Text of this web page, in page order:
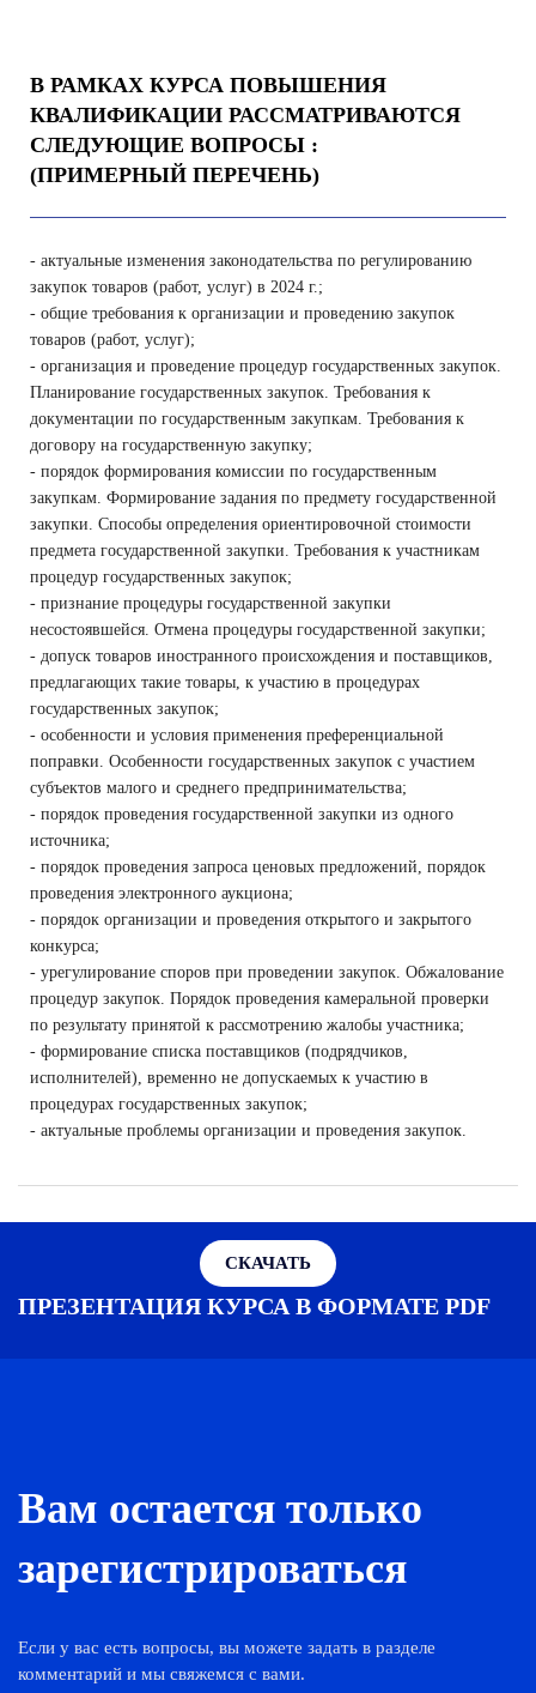
В РАМКАХ КУРСА ПОВЫШЕНИЯ
КВАЛИФИКАЦИИ РАССМАТРИВАЮТСЯ
СЛЕДУЮЩИЕ ВОПРОСЫ :
(ПРИМЕРНЫЙ ПЕРЕЧЕНЬ)
- актуальные изменения законодательства по регулированию
закупок товаров (работ, услуг) в 2024 г.;
- общие требования к организации и проведению закупок
товаров (работ, услуг);
- организация и проведение процедур государственных закупок.
Планирование государственных закупок. Требования к
документации по государственным закупкам. Требования к
договору на государственную закупку;
- порядок формирования комиссии по государственным
закупкам. Формирование задания по предмету государственной
закупки. Способы определения ориентировочной стоимости
предмета государственной закупки. Требования к участникам
процедур государственных закупок;
- признание процедуры государственной закупки
несостоявшейся. Отмена процедуры государственной закупки;
- допуск товаров иностранного происхождения и поставщиков,
предлагающих такие товары, к участию в процедурах
государственных закупок;
- особенности и условия применения преференциальной
поправки. Особенности государственных закупок с участием
субъектов малого и среднего предпринимательства;
- порядок проведения государственной закупки из одного
источника;
- порядок проведения запроса ценовых предложений, порядок
проведения электронного аукциона;
- порядок организации и проведения открытого и закрытого
конкурса;
- урегулирование споров при проведении закупок. Обжалование
процедур закупок. Порядок проведения камеральной проверки
по результату принятой к рассмотрению жалобы участника;
- формирование списка поставщиков (подрядчиков,
исполнителей), временно не допускаемых к участию в
процедурах государственных закупок;
- актуальные проблемы организации и проведения закупок.
СКАЧАТЬ
ПРЕЗЕНТАЦИЯ КУРСА В ФОРМАТЕ PDF
Вам остается только
зарегистрироваться
Если у вас есть вопросы, вы можете задать в разделе
комментарий и мы свяжемся с вами.